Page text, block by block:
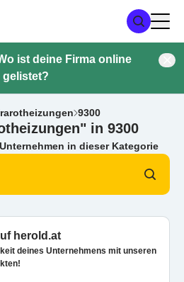
ist deine Firma online
gelistet?
9300
in 9300
in dieser Kategorie
herold.at
deines Unternehmens mit unseren